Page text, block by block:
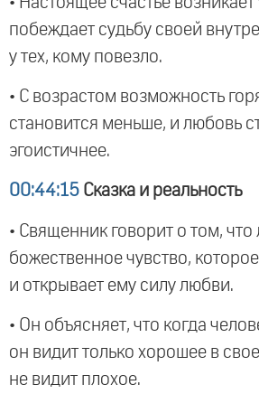
побеждает судьбу своей
у тех, кому повезло.
• С возрастом возможность
становится меньше, и любовь
эгоистичнее.
00:44:15 Сказка и реальность
• Священник говорит о том,
божественное чувство,
и открывает ему силу любви.
• Он объясняет, что когда
он видит только хорошее в
не видит плохое.